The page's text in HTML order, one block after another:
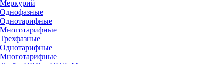
Меркурий
Однофазные
Однотарифные
Многотарифные
Трехфазные
Однотарифные
Многотарифные